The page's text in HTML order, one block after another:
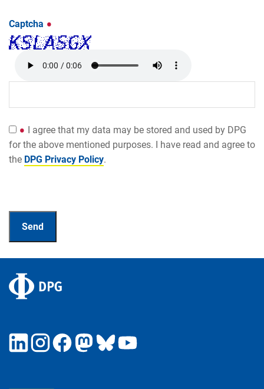
Captcha
I agree that my data may be stored and used by DPG
for the above mentioned purposes. I have read and agree to
the DPG Privacy Policy.